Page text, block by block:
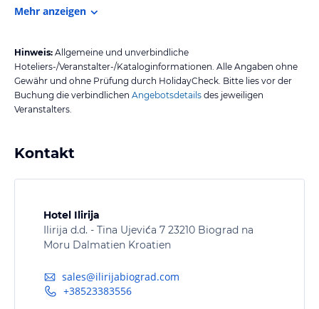
Mehr anzeigen
Hinweis: Allgemeine und unverbindliche
Hoteliers-/Veranstalter-/Kataloginformationen. Alle Angaben ohne
Gewähr und ohne Prüfung durch HolidayCheck. Bitte lies vor der
Buchung die verbindlichen Angebotsdetails des jeweiligen
Veranstalters.
Kontakt
Hotel Ilirija
Ilirija d.d. - Tina Ujevića 7 23210 Biograd na
Moru Dalmatien Kroatien
sales@ilirijabiograd.com
+38523383556